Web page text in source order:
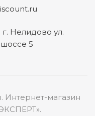
Нелидово ул.
5
магазин